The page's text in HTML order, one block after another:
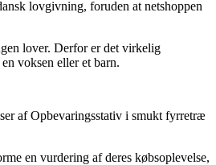
lovgivning, foruden at netshoppen
lover. Derfor er det virkelig
voksen eller et barn.
af Opbevaringsstativ i smukt fyrretræ
en vurdering af deres købsoplevelse,